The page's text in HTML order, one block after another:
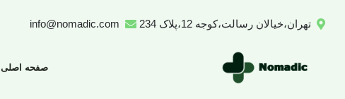
تهران،خیالان رسالت،کوجه 12،پلاک 234 info@nomadic.com
صفحه اصلی